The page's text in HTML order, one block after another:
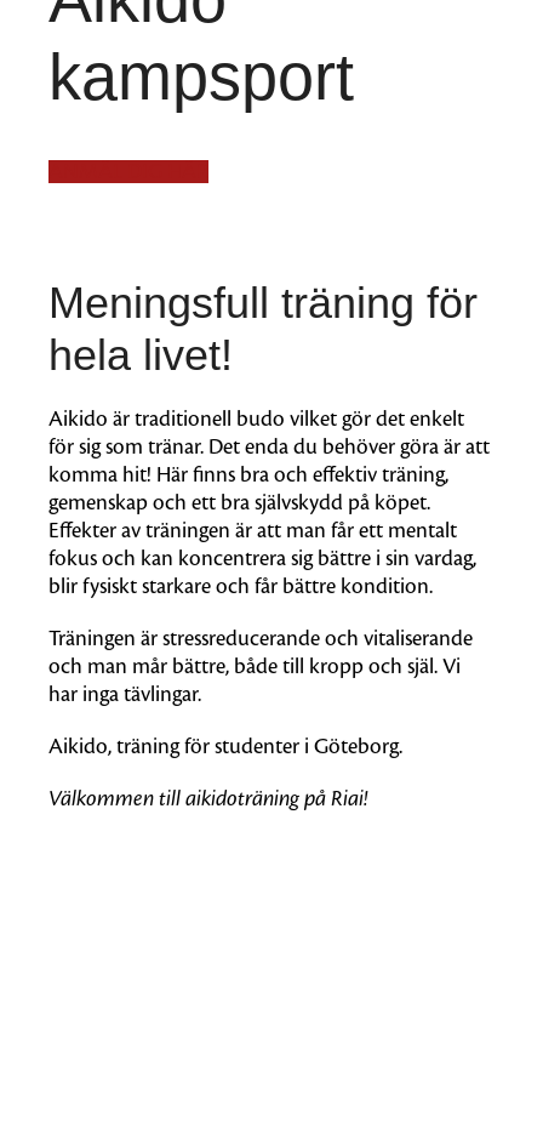
kampsport
Meningsfull träning för
hela livet!
Aikido är traditionell budo vilket gör det enkelt
för sig som tränar. Det enda du behöver göra är att
komma hit! Här finns bra och effektiv träning,
gemenskap och ett bra självskydd på köpet.
Effekter av träningen är att man får ett mentalt
fokus och kan koncentrera sig bättre i sin vardag,
blir fysiskt starkare och får bättre kondition.
Träningen är stressreducerande och vitaliserande
och man mår bättre, både till kropp och själ. Vi
har inga tävlingar.
Aikido, träning för studenter i Göteborg.
Välkommen till aikidoträning på Riai!